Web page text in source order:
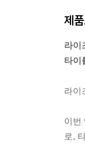
제
라이
타이
라이
이번
로,